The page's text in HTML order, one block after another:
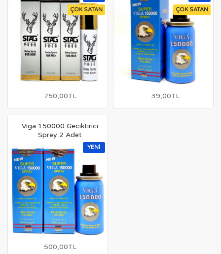
ÇOK SATAN
750,00TL
ÇOK SATAN
39,00TL
Viga 150000 Geciktirici
Sprey 2 Adet
YENI
500,00TL